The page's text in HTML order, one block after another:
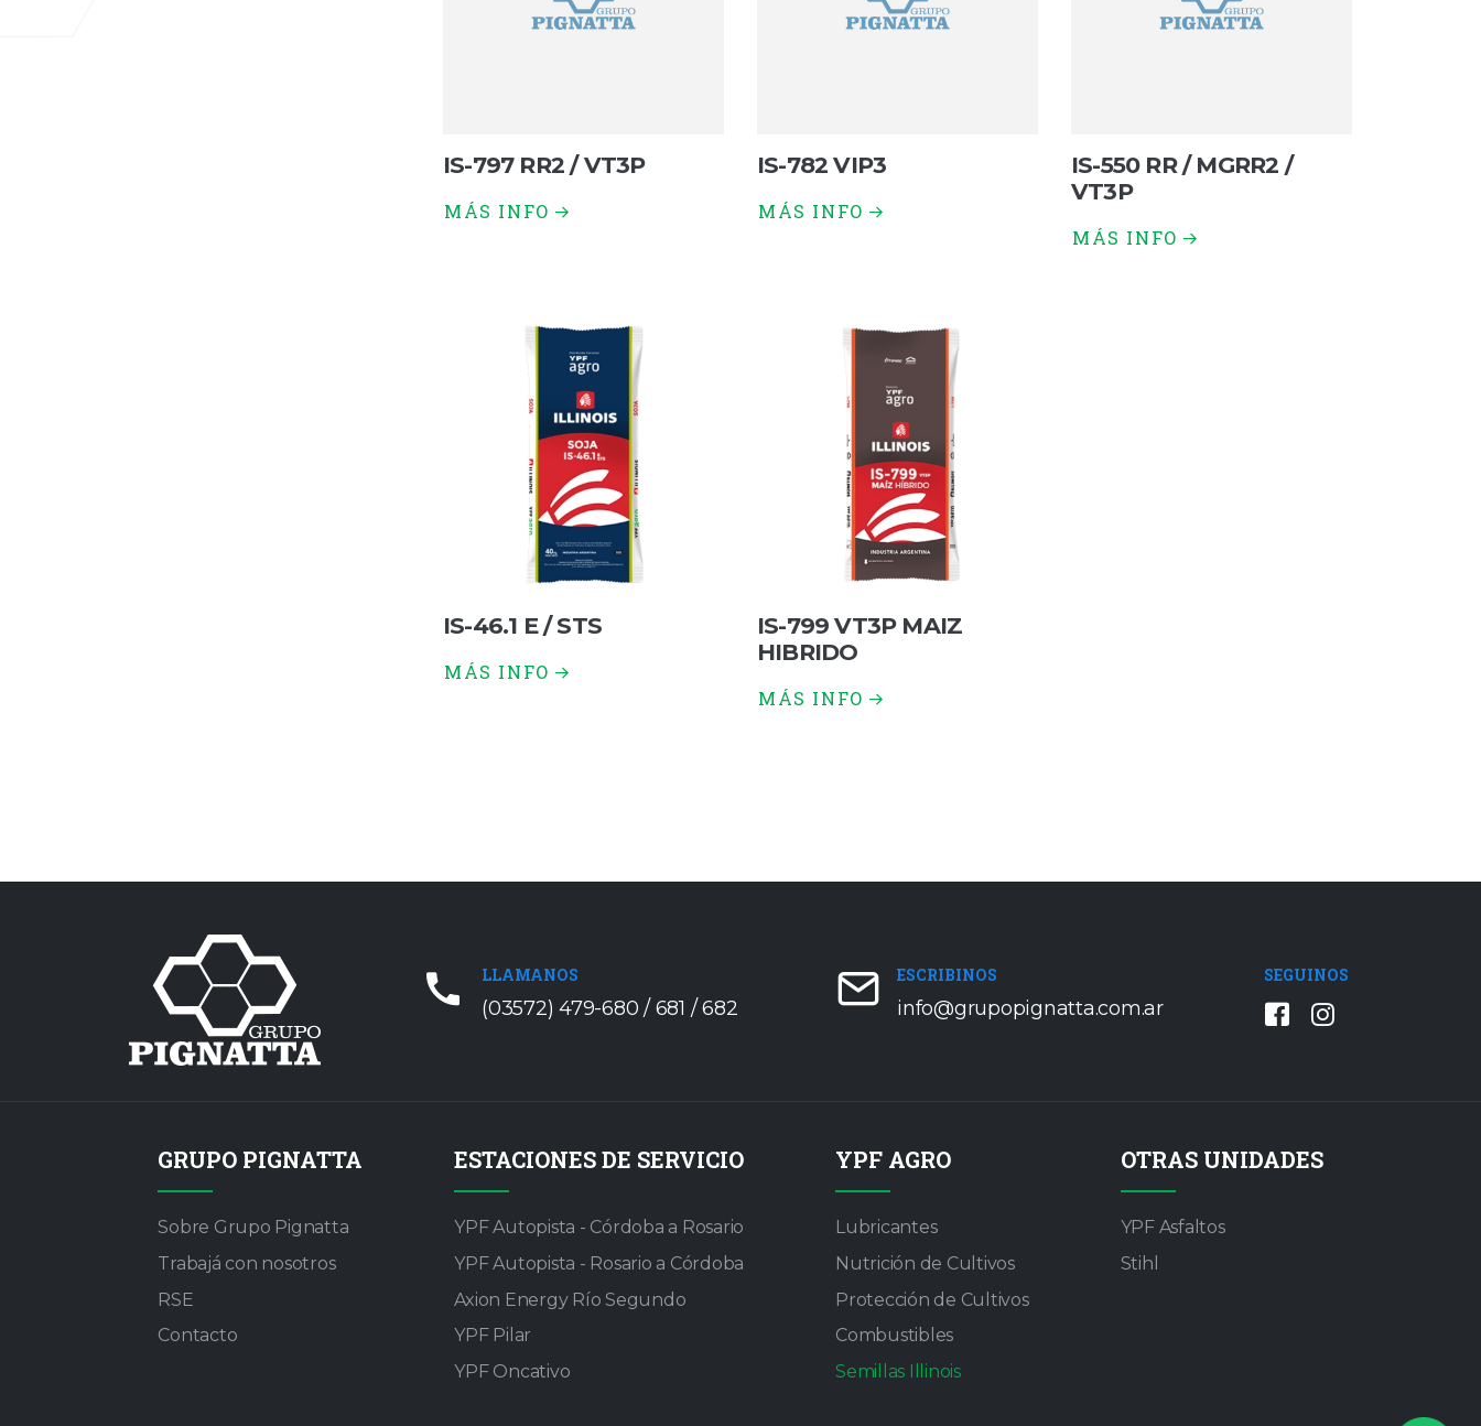
IS-797 RR2 / VT3P
MÁS INFO
IS-782 VIP3
MÁS INFO
IS-550 RR / MGRR2 /
VT3P
MÁS INFO
IS-46.1 E / STS
MÁS INFO
IS-799 VT3P MAIZ
HIBRIDO
MÁS INFO
LLAMANOS
(03572) 479-680 / 681 / 682
ESCRIBINOS
info@grupopignatta.com.ar
SEGUINOS
GRUPO PIGNATTA
Sobre Grupo Pignatta
Trabajá con nosotros
RSE
Contacto
ESTACIONES DE SERVICIO
YPF Autopista - Córdoba a Rosario
YPF Autopista - Rosario a Córdoba
Axion Energy Río Segundo
YPF Pilar
YPF Oncativo
YPF AGRO
Lubricantes
Nutrición de Cultivos
Protección de Cultivos
Combustibles
Semillas Illinois
OTRAS UNIDADES
YPF Asfaltos
Stihl